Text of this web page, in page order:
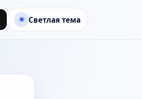
Светлая тема